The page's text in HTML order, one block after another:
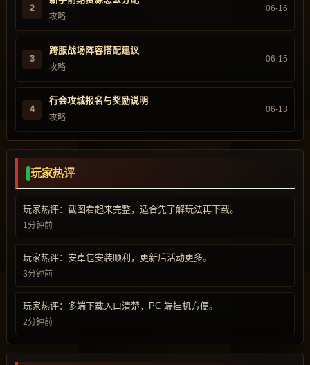
2
攻略
06-16
3
跨服战场阵容搭配建议
攻略
06-15
4
行会攻城报名与奖励说明
攻略
06-13
玩家热评
玩家热评：截图看起来完整，适合先了解玩法再下载。
1分钟前
玩家热评：安卓包安装顺利，更新后活动更多。
3分钟前
玩家热评：多端下载入口清楚，PC 端挂机方便。
2分钟前